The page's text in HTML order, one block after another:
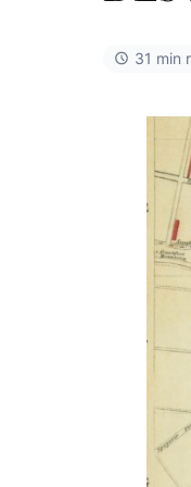
31 min